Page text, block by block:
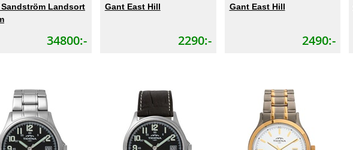
Landsort
34800:-
Gant East Hill
2290:-
Gant East Hill
2490:-